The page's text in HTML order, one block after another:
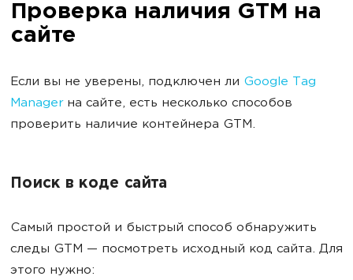
Проверка наличия GTM на
сайте
Если вы не уверены, подключен ли Google Tag
Managerна сайте, есть несколько способов
проверить наличие контейнера GTM.
Поиск в коде сайта
Самый простой и быстрый способ обнаружить
следы GTM — посмотреть исходный код сайта. Для
этого нужно: